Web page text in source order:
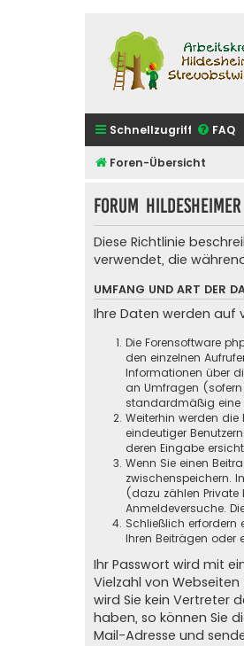
Schnellzugriff FAQ
Foren-Übersicht
Forum
Diese Richtlinie
verwendet, die
UMFANG UND ART DER
Ihre Daten werden auf
Die Forensoftware
den einzelnen
Informationen über
an Umfragen (sofern
standardmäßig eine
Weiterhin werden
eindeutiger
deren Eingabe
Wenn Sie einen
zwischenspeichern.
(dazu zählen
Anmeldeversuche.
Schließlich erfordern
Ihren Beiträgen oder
Ihr Passwort wird mit
Vielzahl von
wird Sie kein Vertreter
haben, so können Sie
Mail-Adresse und